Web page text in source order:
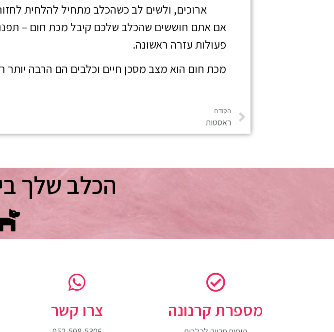
ארוכים, ולשים לב כשהכלב מתחיל להלחית
אם אתם חוששים שהכלב שלכם קיבל מכת חום – תפנו
פעולות עזרה ראשונה.
מכת חום הוא מצב מסכן חיים וכלבים הם הרבה יותר
הקודם
ראסטות
הכלב שלך
מספרת קרנונה צרו קשר